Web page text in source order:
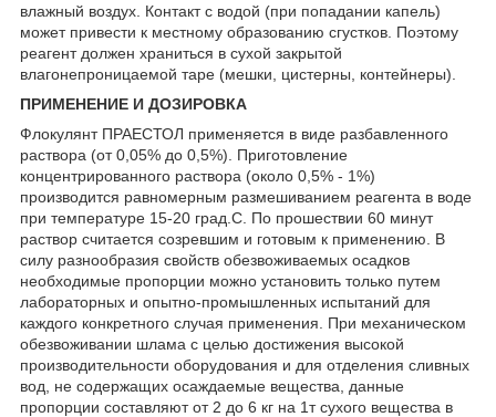
влажный воздух. Контакт с водой (при попадании капель)
может привести к местному образованию сгустков. Поэтому
реагент должен храниться в сухой закрытой
влагонепроницаемой таре (мешки, цистерны, контейнеры).
ПРИМЕНЕНИЕ И ДОЗИРОВКА
Флокулянт ПРАЕСТОЛ применяется в виде разбавленного
раствора (от 0,05% до 0,5%). Приготовление
концентрированного раствора (около 0,5% - 1%)
производится равномерным размешиванием реагента в воде
при температуре 15-20 град.С. По прошествии 60 минут
раствор считается созревшим и готовым к применению. В
силу разнообразия свойств обезвоживаемых осадков
необходимые пропорции можно установить только путем
лабораторных и опытно-промышленных испытаний для
каждого конкретного случая применения. При механическом
обезвоживании шлама с целью достижения высокой
производительности оборудования и для отделения сливных
вод, не содержащих осаждаемые вещества, данные
пропорции составляют от 2 до 6 кг на 1т сухого вещества в